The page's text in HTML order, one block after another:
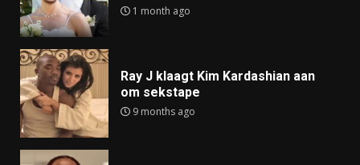
1 month ago
Ray J klaagt Kim Kardashian aan
om sekstape
9 months ago